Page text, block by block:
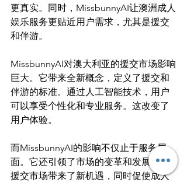
更真实。同时，MissbunnyAI让澳洲成人
娱乐服务更贴近用户需求，尤其是援交
和伴游。
MissbunnyAI对澳大利亚的援交市场影响
巨大。它带来全新概念，定义了援交和
伴游的标准。通过人工智能技术，用户
可以享受个性化和专业服务。这改变了
用户体验。
而MissbunnyAI的影响不仅止于服务层
面。它还引领了市场的变革和发展。为
援交市场带来了新机遇，同时促使成人